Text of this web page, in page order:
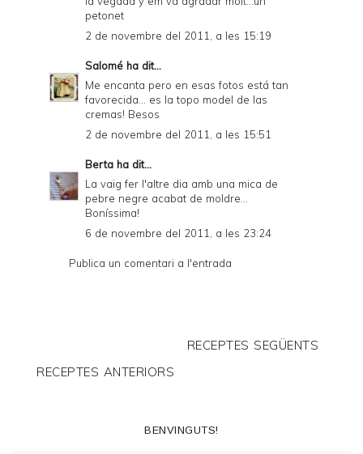
petonet
2 de novembre del 2011, a les 15:19
Salomé ha dit...
Me encanta pero en esas fotos está tan
favorecida... es la topo model de las
cremas! Besos
2 de novembre del 2011, a les 15:51
Berta ha dit...
La vaig fer l'altre dia amb una mica de
pebre negre acabat de moldre...
Boníssima!
6 de novembre del 2011, a les 23:24
Publica un comentari a l'entrada
RECEPTES SEGÜENTS
RECEPTES ANTERIORS
BENVINGUTS!